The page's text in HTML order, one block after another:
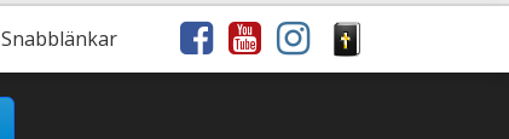
Snabblänkar